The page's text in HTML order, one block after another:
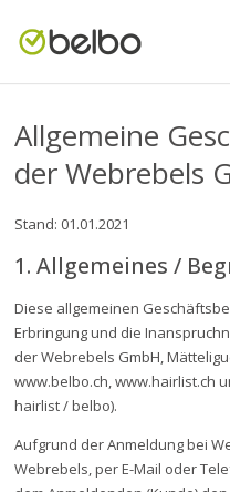
Allgemeine
der Webrebels
Stand: 01.01.2021
1. Allgemeines /
Diese allgemeinen
Erbringung und die
der Webrebels GmbH,
www.belbo.ch, www.hairlist.ch
hairlist / belbo).
Aufgrund der Anmeldung bei
Webrebels, per E-Mail oder